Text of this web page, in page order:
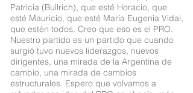
Patricia (Bullrich), que esté Horacio, que
esté Mauricio, que esté María Eugenia Vidal,
que estén todos. Creo que eso es el PRO.
Nuestro partido es un partido que cuando
surgió tuvo nuevos liderazgos, nuevos
dirigentes, una mirada de la Argentina de
cambio, una mirada de cambios
estructurales. Espero que volvamos a